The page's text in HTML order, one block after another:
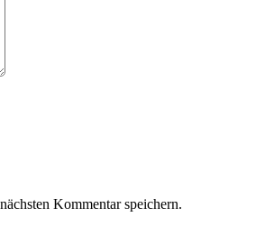
Kommentar speichern.